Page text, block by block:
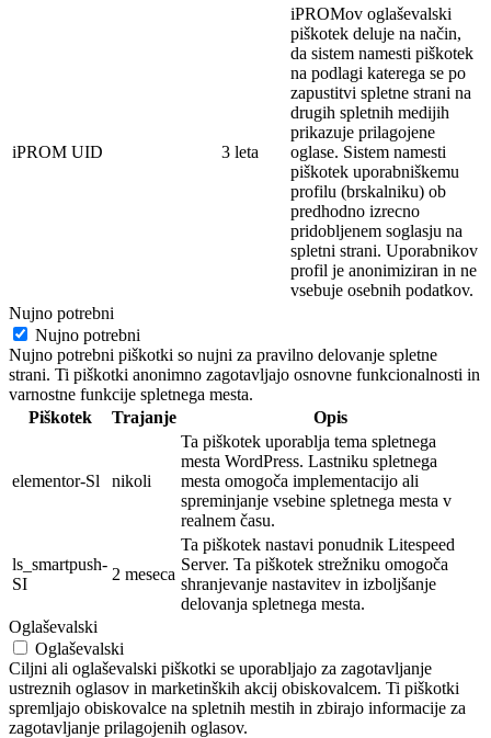
iPROM UID 3 leta
iPROMov oglaševalski
piškotek deluje na način,
da sistem namesti piškotek
na podlagi katerega se po
zapustitvi spletne strani na
drugih spletnih medijih
prikazuje prilagojene
oglase. Sistem namesti
piškotek uporabniškemu
profilu (brskalniku) ob
predhodno izrecno
pridobljenem soglasju na
spletni strani. Uporabnikov
profil je anonimiziran in ne
vsebuje osebnih podatkov.
Nujno potrebni
Nujno potrebni
Nujno potrebni piškotki so nujni za pravilno delovanje spletne
strani. Ti piškotki anonimno zagotavljajo osnovne funkcionalnosti in
varnostne funkcije spletnega mesta.
Piškotek
Trajanje Opis
elementor-Sl nikoli
Ta piškotek uporablja tema spletnega
mesta WordPress. Lastniku spletnega
mesta omogoča implementacijo ali
spreminjanje vsebine spletnega mesta v
realnem času.
ls_smartpush-
SI
2 meseca
Ta piškotek nastavi ponudnik Litespeed
Server. Ta piškotek strežniku omogoča
shranjevanje nastavitev in izboljšanje
delovanja spletnega mesta.
Oglaševalski
Oglaševalski
Ciljni ali oglaševalski piškotki se uporabljajo za zagotavljanje
ustreznih oglasov in marketinških akcij obiskovalcem. Ti piškotki
spremljajo obiskovalce na spletnih mestih in zbirajo informacije za
zagotavljanje prilagojenih oglasov.